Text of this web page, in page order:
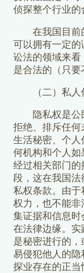
侦探整个行业的
在我国目前
可以拥有一定
讼法的领域来看
是合法的（只要
（二）私
隐私权是
拒绝、排斥任
生活秘密、个
何机构和个人
经过相关部门
段，这在我国
私权条款。由
权力，也不能
集证据和信息
在法律边缘。
是秘密进行的
易侵犯他人的
探业存在的正当